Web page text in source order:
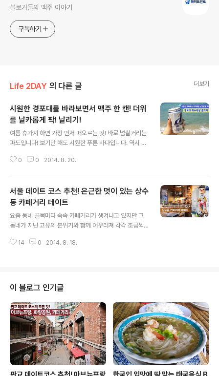
블로거들의 맥주 이야기
구독하기
Life 2DAY 의 다른 글 더보기
시원한 경포대를 바라보면서 맥주 한 캔! 더위
를 날카롭게 팍! 날리기!
여름 휴가지 하면 가장 먼저 떠오르는 것! 바로 넘실거리는
파도입니다! 보기만 해도 시원한 푸른 바다입니다. 역시 여
거운 여름 바다에서 즐기는 바캉스는 포기할 수 없는 즐거
났습니다! 베스트 오브 베스트! 강릉 속초 경포대 해수욕장
한 바탕 비가 쏟아진 다음 날, 언제 그랬냐는 듯 맑게 갠 하
늘에 이른 시간부터 너도나도 물놀이를 즐기기에 여념이
없습니다. 뜨겁게 달궈진 모래에 발만 올렸을 뿐인데 기분
백사장이 펼쳐져 있고 주위에 소나무 숲이 우거져 있어 경
0 0 2014. 8. 20.
서울 데이트 코스 추천! 은근한 멋이 있는 상수
동 카페거리 데이트
요즘 동네 골목마다 속속 카페거리가 생겨나고 있지만 그
동네가 지닌 고유의 분위기와 함께 어우러져 각각 조금씩
프랑스 남부 풍의 아기자기한 느낌이고, 연희동 카페거리
서도 곳곳에 소박한 정서가 묻어나는 상수동의 숨은 보석
들을 찾아 상수역으로 집합! 멋 내지 않은 듯 은근히 멋진
상수동 상수동 카페거리는 6호선 상수역 4번 출구에서 시
작됩니다. 출구에서 나와 뒤를 돌면 ‘상수동 카페거리 200
m’라는 이정표가 보이는데요. 이 이정표의 방향을 따라 걸
어가다 보면 길 건너편으로 이름부터 예사롭지..
14 0 2014. 8. 18.
이 블로그 인기글